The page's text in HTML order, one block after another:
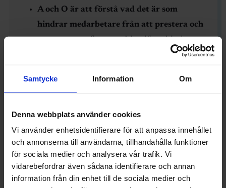
Samtycke Information Om
Denna webbplats använder cookies
Vi använder enhetsidentifierare för att anpassa innehållet
och annonserna till användarna, tillhandahålla funktioner
för sociala medier och analysera vår trafik. Vi
vidarebefordrar även sådana identifierare och annan
information från din enhet till de sociala medier och
A och O är att förstå vad det är som
hindrar medarbetare från att prestera och
och hitta lösningar för att få bort dem.
uppstår problem.
En coach eller mentor kan vara ett stort
stöd. Till skillnad från chefs egen chef ställer
coachen inga krav. Hen ställer frågor som
kan ge nya perspektiv som leder fram till nya
lösningar.